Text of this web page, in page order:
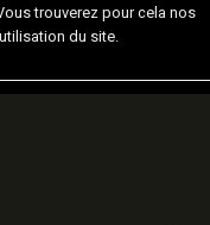
trouverez pour cela nos
du site.